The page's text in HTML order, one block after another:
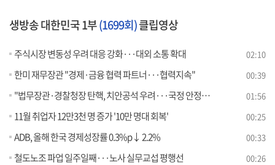
생방송 대한민국 1부(1699회)클립영상
주식시장 변동성 우려 대응 강화···대외 소통 확대 02:10
한미 재무장관 "경제·금융 협력 파트너···협력지속" 00:39
"법무장관·경찰청장 탄핵, 치안공석 우려···국정 안정에 전력" 01:56
11월 취업자 12만3천 명 증가 '10만 명대 회복' 00:25
ADB, 올해 한국 경제성장률 0.3%p↓ 2.2% 00:33
철도노조 파업 일주일째···노사 실무교섭 평행선 00:26